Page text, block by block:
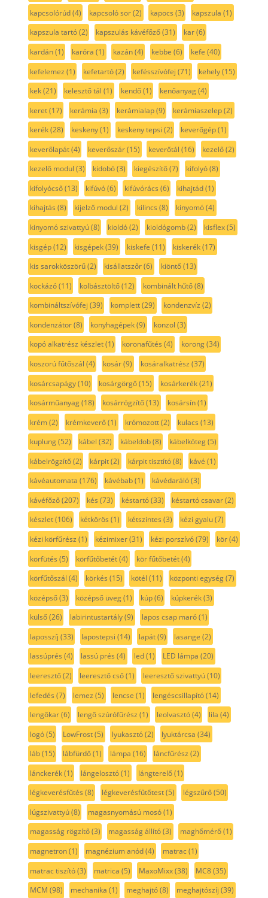
kapcsolórúd(4) kapcsoló sor(2) kapocs (3) kapszula (1)
kapszula tartó(2) kapszulás kávéfőző(31) kar(6)
kardán(1) karóra (1) kazán(4) kebbe (6) kefe (40)
kefelemez (1) kefetartó(2) kefésszívófej (71) kehely(15)
kek(21) kelesztő tál (1) kendő(1) kenőanyag(4)
keret(17) kerámia (3) kerámialap(9) kerámiaszelep(2)
kerék(28) keskeny(1) keskeny tepsi (2) keverőgép(1)
keverőlapát(4) keverőszár(15) keverőtál (16) kezelő(2)
kezelő modul (3) kidobó(3) kiegészítő(7) kifolyó(8)
kifolyócső(13) kifúvó(6) kifúvórács (6) kihajtád(1)
kihajtás (8) kijelző modul (2) kilincs (8) kinyomó(4)
kinyomó szivattyú(8) kioldó(2) kioldógomb(2) kisflex(5)
kisgép(12) kisgépek(39) kiskefe (11) kiskerék(17)
kis sarokköszörű(2) kisállatszőr(6) kiöntő(13)
kockázó(11) kolbásztöltő(12) kombinált hűtő(8)
kombináltszívófej (39) komplett(29) kondenzvíz (2)
kondenzátor(8) konyhagépek(9) konzol (3)
kopó alkatrész készlet(1) koronafűtés (4) korong(34)
koszorú fűtőszál (4) kosár(9) kosáralkatrész (37)
kosárcsapágy(10) kosárgörgő(15) kosárkerék(21)
kosárműanyag(18) kosárrögzítő(13) kosársín(1)
krém(2) krémkeverő(1) krómozott(2) kulacs (13)
kuplung(52) kábel (32) kábeldob(8) kábelköteg(5)
kábelrögzítő(2) kárpit(2) kárpit tisztító(8) kávé (1)
kávéautomata (176) kávébab(1) kávédaráló(3)
kávéfőző(207) kés (73) késtartó(33) késtartó csavar(2)
készlet(106) kétkörös (1) kétszintes (3) kézi gyalu(7)
kézi körfűrész (1) kézimixer(31) kézi porszívó(79) kör(4)
körfütés (5) körfűtőbetét(4) kör fűtőbetét(4)
körfűtőszál (4) körkés (15) kötél (11) központi egység(7)
középső(3) középső üveg(1) kúp(6) kúpkerék(3)
külső(26) labirintustartály(9) lapos csap maró(1)
laposszíj (33) lapostepsi (14) lapát(9) lasange (2)
lassúprés (4) lassú prés (4) led(1) LED lámpa (20)
leeresztő(2) leeresztő cső(1) leeresztő szivattyú(10)
lefedés (7) lemez (5) lencse (1) lengéscsillapító(14)
lengőkar(6) lengő szúrófűrész (1) leolvasztó(4) lila (4)
logó(5) LowFrost(5) lyukasztó(2) lyuktárcsa (34)
láb(15) lábfürdő(1) lámpa (16) láncfűrész (2)
lánckerék(1) lángelosztó(1) lángterelő(1)
légkeverésfűtés (8) légkeverésfűtőtest(5) légszűrő(50)
lúgszivattyú(8) magasnyomású mosó(1)
magasság rögzítő(3) magasság állító(3) maghőmérő(1)
magnetron(1) magnézium anód(4) matrac(1)
matrac tiszító(3) matrica (5) MaxoMixx(38) MC8(35)
MCM (98) mechanika (1) meghajtó(8) meghajtószíj (39)